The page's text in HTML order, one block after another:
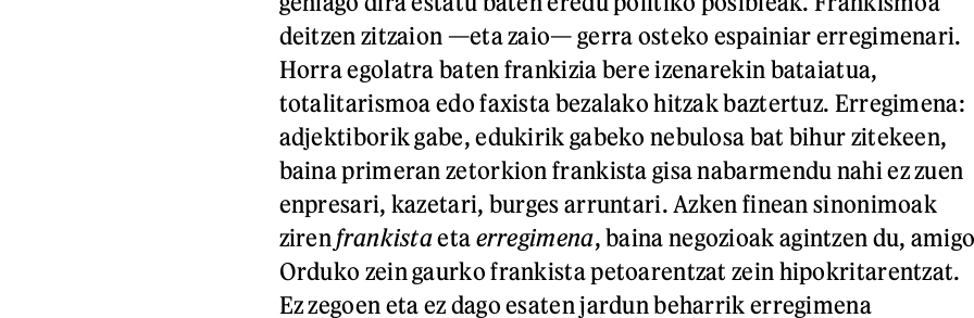
deitzen zitzaion —eta zaio— gerra osteko espainiar erregimenari.
Horra egolatra baten frankizia bere izenarekin bataiatua,
totalitarismoa edo faxista bezalako hitzak baztertuz. Erregimena:
adjektiborik gabe, edukirik gabeko nebulosa bat bihur zitekeen,
baina primeran zetorkion frankista gisa nabarmendu nahi ez zuen
enpresari, kazetari, burges arruntari. Azken finean sinonimoak
ziren frankistaeta erregimena, baina negozioak agintzen du,
Orduko zein gaurko frankista petoarentzat zein hipokritarentzat.
Ez zegoen eta ez dago esaten jardun beharrik erregimena